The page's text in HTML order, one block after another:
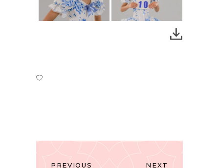
PREVIOUS NEXT